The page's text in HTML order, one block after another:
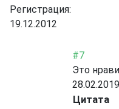
Регистрация:
19.12.2012
#7
Это
Цитата